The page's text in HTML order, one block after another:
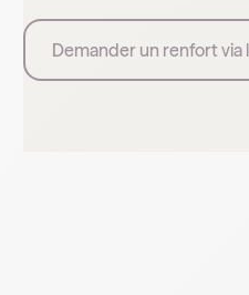
assurée.
Demander un renfort via